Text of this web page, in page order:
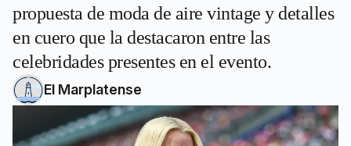
propuesta de moda de aire vintage y detalles
en cuero que la destacaron entre las
celebridades presentes en el evento.
El Marplatense